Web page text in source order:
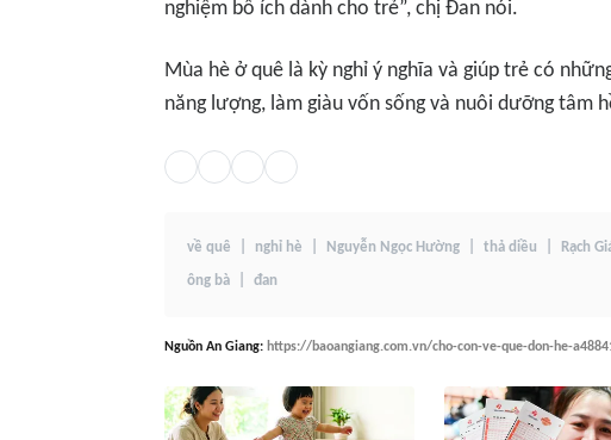
nghiệm bổ ích dành cho trẻ”, chị Đan nói.
Mùa hè ở quê là kỳ nghỉ ý nghĩa và giúp trẻ có
năng lượng, làm giàu vốn sống và nuôi dưỡng tâm
về quê nghỉ hè Nguyễn Ngọc Hường thả diều Rạch
ông bà đan
Nguồn An Giang: https://baoangiang.com.vn/cho-con-ve-que-don-he-